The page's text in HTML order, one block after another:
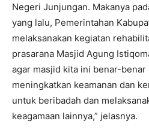
Negeri Junjungan. Makanya
yang lalu, Pemerintahan
melaksanakan kegiatan
prasarana Masjid Agung
agar masjid kita ini benar-
meningkatkan keamanan dan
untuk beribadah dan
keagamaan lainnya,” jelasnya.